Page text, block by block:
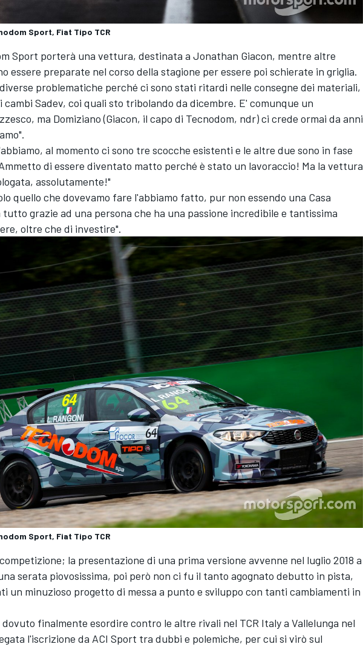
Sport, Fiat Tipo TCR
Sport porterà una vettura, destinata a Jonathan Giacon, mentre altre
essere preparate nel corso della stagione per essere poi schierate in griglia.
problematiche perché ci sono stati ritardi nelle consegne dei materiali,
cambi Sadev, coi quali sto tribolando da dicembre. E' comunque un
ma Domiziano (Giacon, il capo di Tecnodom, ndr) ci crede ormai da anni
al momento ci sono tre scocche esistenti e le altre due sono in fase
di essere diventato matto perché è stato un lavoraccio! Ma la vettura
assolutamente!"
quello che dovevamo fare l'abbiamo fatto, pur non essendo una Casa
grazie ad una persona che ha una passione incredibile e tantissima
oltre che di investire".
Sport, Fiat Tipo TCR
la presentazione di una prima versione avvenne nel luglio 2018 a
serata piovosissima, poi però non ci fu il tanto agognato debutto in pista,
un minuzioso progetto di messa a punto e sviluppo con tanti cambiamenti in
finalmente esordire contro le altre rivali nel TCR Italy a Vallelunga nel
l'iscrizione da ACI Sport tra dubbi e polemiche, per cui si virò sul